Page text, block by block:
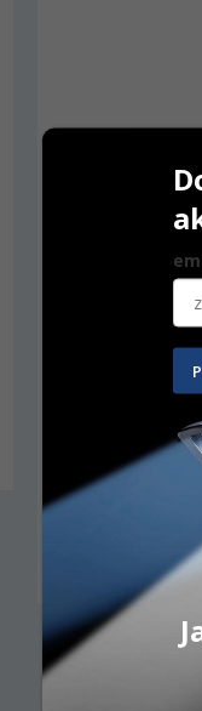
IPS e.max Press
AKCIA 4 + 1
všetky doplnkové
možné miešať rôzne
predbežne do 31.7.
ZOBRAZIŤ